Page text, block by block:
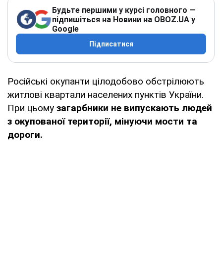
Будьте першими у курсі головного —
підпишіться на Новини на OBOZ.UA у
Google
Підписатися
Російські окупанти цілодобово обстрілюють
житлові квартали населених пунктів України.
При цьому загарбники не випускають людей
з окупованої території, мінуючи мости та
дороги.